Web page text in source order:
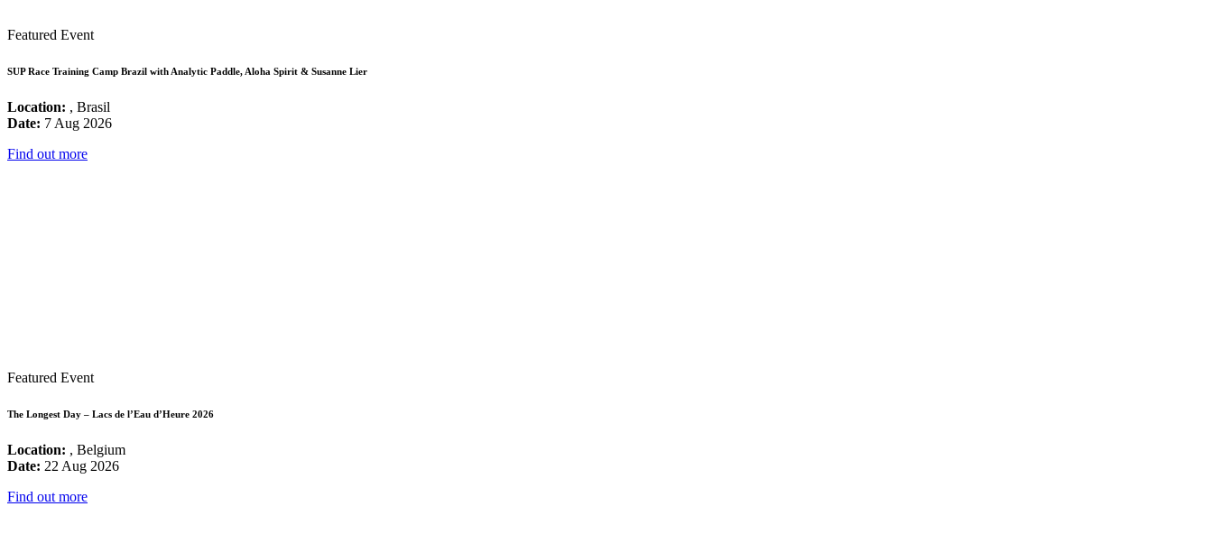
Featured Event
SUP Race Training Camp Brazil with Analytic Paddle, Aloha Spirit & Susanne Lier
Location: , Brasil
Date: 7 Aug 2026
Find out more
Featured Event
The Longest Day – Lacs de l’Eau d’Heure 2026
Location: , Belgium
Date: 22 Aug 2026
Find out more